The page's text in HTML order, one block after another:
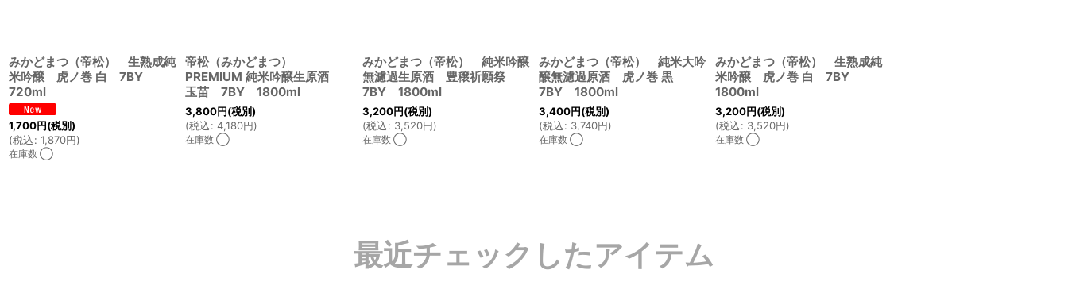
みかどまつ（帝松） 生熟成純
米吟醸 虎ノ巻 白 7BY
720ml
1,700円(税別)
(税込: 1,870円)
在庫数 ◯
帝松（みかどまつ）
PREMIUM 純米吟醸生原酒
玉苗 7BY 1800ml
3,800円(税別)
(税込: 4,180円)
在庫数 ◯
みかどまつ（帝松） 純米吟醸
無濾過生原酒 豊穣祈願祭
7BY 1800ml
3,200円(税別)
(税込: 3,520円)
在庫数 ◯
みかどまつ（帝松） 純米大吟
醸無濾過原酒 虎ノ巻 黒
7BY 1800ml
3,400円(税別)
(税込: 3,740円)
在庫数 ◯
みかどまつ（帝松） 生熟成純
米吟醸 虎ノ巻 白 7BY
1800ml
3,200円(税別)
(税込: 3,520円)
在庫数 ◯
最近チェックしたアイテム